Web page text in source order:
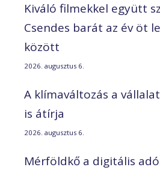
Kiváló filmekkel együtt
Csendes barát az év öt
között
2026. augusztus 6.
A klímaváltozás a
is átírja
2026. augusztus 6.
Mérföldkő a digitális